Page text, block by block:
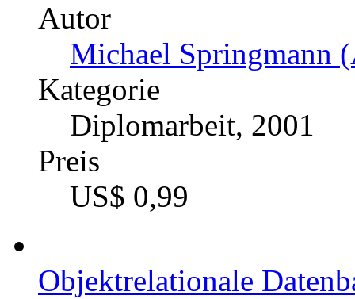
Autor
Michael Springmann
Kategorie
Diplomarbeit, 2001
Preis
US$ 0,99
Objektrelationale